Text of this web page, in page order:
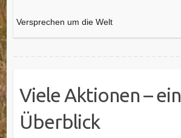
Versprechen um die Welt
Viele Aktionen – ein
Überblick